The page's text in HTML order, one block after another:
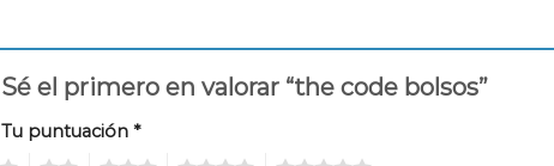
Sé el primero en valorar “the code bolsos”
Tu puntuación *